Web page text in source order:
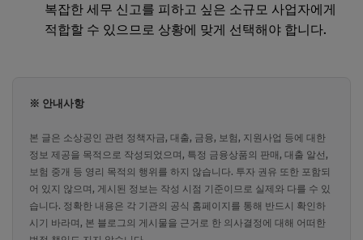
복잡한 세무 신고를 피하고 싶은 소규모 사업자에게
적합할 수 있으므로 상황에 맞게 선택해야 합니다.
※ 안내사항
본 글은 소상공인 관련 정책자금, 대출, 금융, 보험, 지원사업 등에 대한
정보 제공을 목적으로 작성되었으며, 특정 금융상품의 판매, 대출 알선,
보험 중개 등 영리 목적의 행위를 하지 않습니다. 투자 권유 또한 포함되
어 있지 않으며, 게시된 정보는 작성 시점 기준이므로 실제와 다를 수 있
습니다. 정확한 내용은 각 기관의 공식 홈페이지를 통해 반드시 확인하
시기 바라며, 본 블로그의 게시물을 근거로 한 의사결정에 대해 어떠한